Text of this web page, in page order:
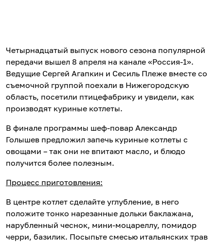
Четырнадцатый выпуск нового сезона популярной
передачи вышел 8 апреля на канале «Россия-1».
Ведущие Сергей Агапкин и Сесиль Плеже вместе со
съемочной группой поехали в Нижегородскую
область, посетили птицефабрику и увидели, как
производят куриные котлеты.
В финале программы шеф-повар Александр
Голышев предложил запечь куриные котлеты с
овощами – так они не впитают масло, и блюдо
получится более полезным.
Процесс приготовления:
В центре котлет сделайте углубление, в него
положите тонко нарезанные дольки баклажана,
нарубленный чеснок, мини-моцареллу, помидор
черри, базилик. Посыпьте смесью итальянских трав